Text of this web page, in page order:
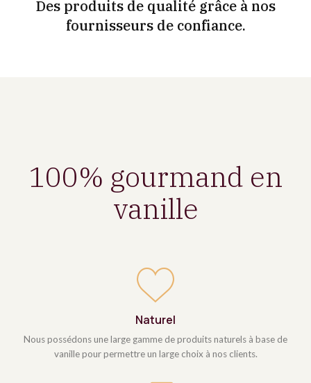
Des produits de qualité grâce à nos
fournisseurs de confiance.
100% gourmand en
vanille
Naturel
Nous possédons une large gamme de produits naturels à base de
vanille pour permettre un large choix à nos clients.